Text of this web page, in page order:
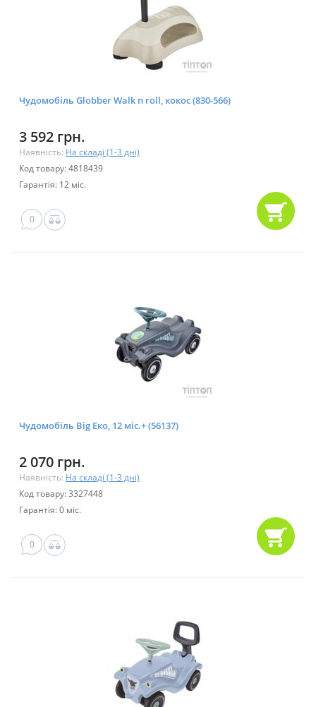
Чудомобіль Globber Walk n roll, кокос (830-566)
3 592 грн.
Наявність: На складі (1-3 дні)
Код товару: 4818439
Гарантія: 12 міс.
0
Чудомобіль Big Еко, 12 міс.+ (56137)
2 070 грн.
Наявність: На складі (1-3 дні)
Код товару: 3327448
Гарантія: 0 міс.
0